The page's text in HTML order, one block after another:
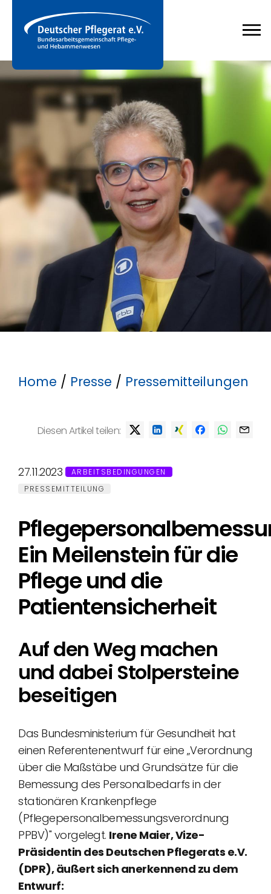
Home / Presse / Pressemitteilungen
Diesen Artikel teilen:
27.11.2023
ARBEITSBEDINGUNGEN
PRESSEMITTEILUNG
Ein Meilenstein für die
Pflege und die
Patientensicherheit
Auf den Weg machen
und dabei Stolpersteine
beseitigen
Das Bundesministerium für Gesundheit hat
einen Referentenentwurf für eine „Verordnung
über die Maßstäbe und Grundsätze für die
Bemessung des Personalbedarfs in der
stationären Krankenpflege
(Pflegepersonalbemessungsverordnung
PPBV)" vorgelegt. Irene Maier, Vize-
Präsidentin des Deutschen Pflegerats e.V.
(DPR), äußert sich anerkennend zu dem
Entwurf: